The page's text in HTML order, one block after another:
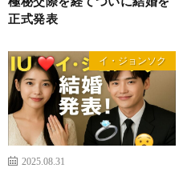
正式発表
イ・ジョンソク
2025.08.31